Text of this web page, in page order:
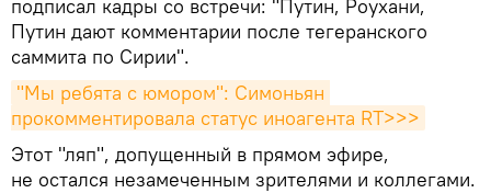
подписал кадры со встречи: "Путин, Роухани,
Путин дают комментарии после тегеранского
саммита по Сирии".
"Мы ребята с юмором": Симоньян
прокомментировала статус иноагента RT>>>
Этот "ляп", допущенный в прямом эфире,
не остался незамеченным зрителями и коллегами.